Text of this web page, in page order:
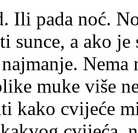
Ili pada noć.
sunce, a ako je
Nema
muke više
kako cvijeće